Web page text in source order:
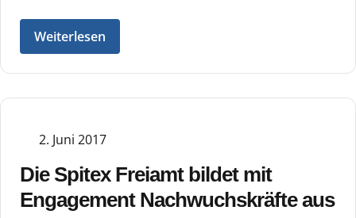
Weiterlesen
2. Juni 2017
Die Spitex Freiamt bildet mit
Engagement Nachwuchskräfte aus